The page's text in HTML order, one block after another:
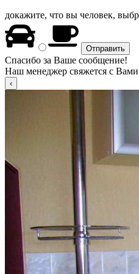
докажите, что вы человек,
Спасибо за Ваше сообщение!
Наш менеджер свяжется с